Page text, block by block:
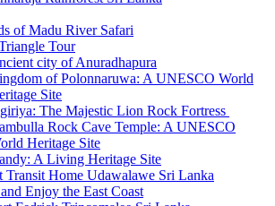
of Madu River Safari
Tour
city of Anuradhapura
of Polonnaruwa: A UNESCO World
Site
The Majestic Lion Rock Fortress
Rock Cave Temple: A UNESCO
Heritage Site
A Living Heritage Site
Transit Home Udawalawe Sri Lanka
Enjoy the East Coast